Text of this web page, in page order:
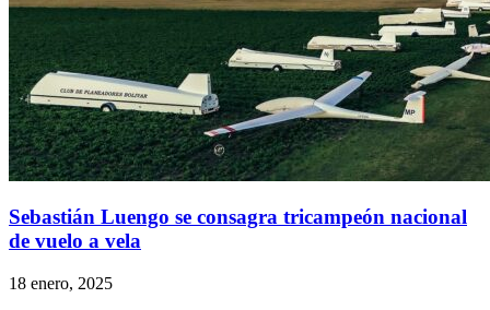
Sebastián Luengo se consagra tricampeón nacional
de vuelo a vela
18 enero, 2025